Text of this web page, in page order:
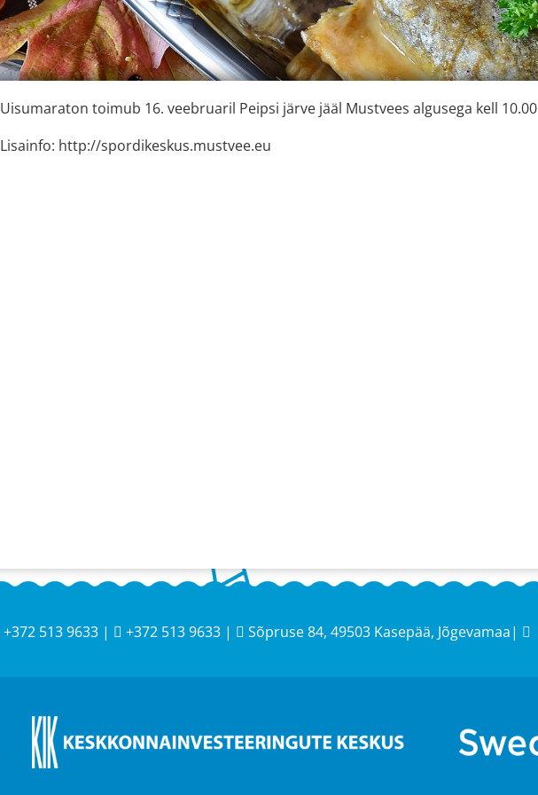
Uisumaraton toimub 16. veebruaril Peipsi järve jääl Mustvees algusega kell 10.00
Lisainfo: http://spordikeskus.mustvee.eu
+372 513 9633 | +372 513 9633 | Sõpruse 84, 49503 Kasepää, Jõgevamaa|